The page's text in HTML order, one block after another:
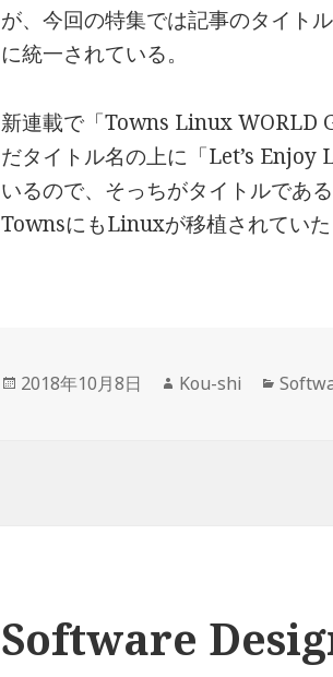
が、今回の特集では記事のタイト
に統一されている。
新連載で「Towns Linux WORLD
だタイトル名の上に「Let’s
いるので、そっちがタイトルであ
TownsにもLinuxが移植されていた
投
2018年10月8日
作
Kou-shi
カ
Software